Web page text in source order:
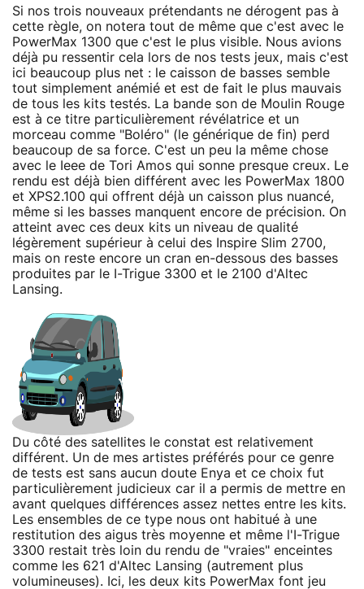
Si nos trois nouveaux prétendants ne dérogent pas à
cette règle, on notera tout de même que c'est avec le
PowerMax 1300 que c'est le plus visible. Nous avions
déjà pu ressentir cela lors de nos tests jeux, mais c'est
ici beaucoup plus net : le caisson de basses semble
tout simplement anémié et est de fait le plus mauvais
de tous les kits testés. La bande son de Moulin Rouge
est à ce titre particulièrement révélatrice et un
morceau comme "Boléro" (le générique de fin) perd
beaucoup de sa force. C'est un peu la même chose
avec le Ieee de Tori Amos qui sonne presque creux. Le
rendu est déjà bien différent avec les PowerMax 1800
et XPS2.100 qui offrent déjà un caisson plus nuancé,
même si les basses manquent encore de précision. On
atteint avec ces deux kits un niveau de qualité
légèrement supérieur à celui des Inspire Slim 2700,
mais on reste encore un cran en-dessous des basses
produites par le I-Trigue 3300 et le 2100 d'Altec
Lansing.
Du côté des satellites le constat est relativement
différent. Un de mes artistes préférés pour ce genre
de tests est sans aucun doute Enya et ce choix fut
particulièrement judicieux car il a permis de mettre en
avant quelques différences assez nettes entre les kits.
Les ensembles de ce type nous ont habitué à une
restitution des aigus très moyenne et même l'I-Trigue
3300 restait très loin du rendu de "vraies" enceintes
comme les 621 d'Altec Lansing (autrement plus
volumineuses). Ici, les deux kits PowerMax font jeu